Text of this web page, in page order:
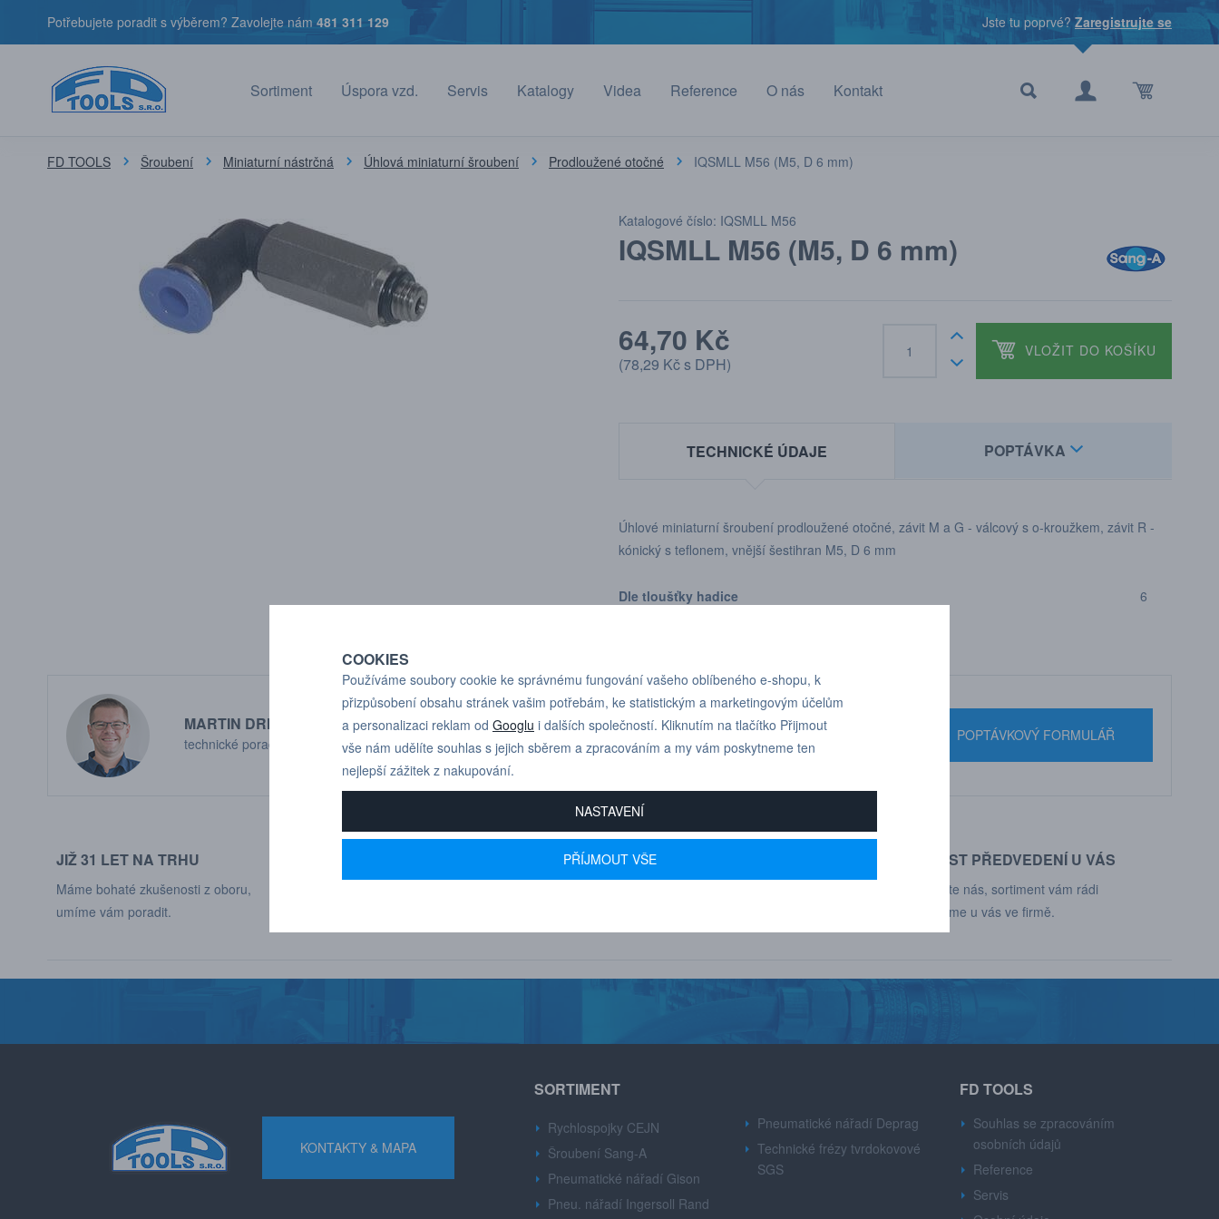
Potřebujete poradit s výběrem? Zavolejte nám 481 311 129 Jste tu poprvé? Zaregistrujte se
Sortiment Úspora vzd. Servis Katalogy Videa Reference O nás Kontakt
FD TOOLS Šroubení Miniaturní nástrčná Úhlová miniaturní šroubení Prodloužené otočné IQSMLL M56 (M5, D 6 mm)
Katalogové číslo: IQSMLL M56
IQSMLL M56 (M5, D 6 mm)
64,70 Kč
(78,29 Kčs DPH)
VLOŽIT DO KOŠÍKU
TECHNICKÉ ÚDAJE POPTÁVKA
Úhlové miniaturní šroubení prodloužené otočné, závit M a G - válcový s o-kroužkem, závit R -
kónický s teflonem, vnější šestihran M5, D 6 mm
Dle tloušťky hadice 6
MARTIN DRHOLEC
technické poradenství
Pro technické dotazy
nebo poptávky volejte
+420 731 517 942 nebo pište POPTÁVKOVÝ FORMULÁŘ
JIŽ 31 LET NA TRHU
Máme bohaté zkušenosti z oboru,
umíme vám poradit.
AUTORIZOVANÝ DEALER MOŽNOST PŘEDVEDENÍ U VÁS
Kontaktujte nás, sortiment vám rádi
představíme u vás ve firmě.
SORTIMENT
Rychlospojky CEJN
Šroubení Sang-A
Pneumatické nářadí Gison
Pneu. nářadí Ingersoll Rand
Pneumatické nářadí Deprag
Technické frézy tvrdokovové
SGS
FD TOOLS
Souhlas se zpracováním
osobních údajů
Reference
Servis
KONTAKTY & MAPA
COOKIES
Používáme soubory cookie ke správnému fungování vašeho oblíbeného e-shopu, k
přizpůsobení obsahu stránek vašim potřebám, ke statistickým a marketingovým účelům
a personalizaci reklam od Googlu i dalších společností. Kliknutím na tlačítko Přijmout
vše nám udělíte souhlas s jejich sběrem a zpracováním a my vám poskytneme ten
nejlepší zážitek z nakupování.
NASTAVENÍ
PŘÍJMOUT VŠE